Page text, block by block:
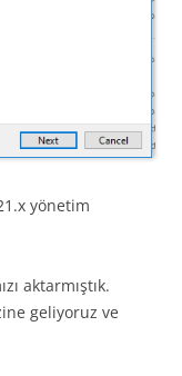
yönetim
aktarmıştık.
geliyoruz ve